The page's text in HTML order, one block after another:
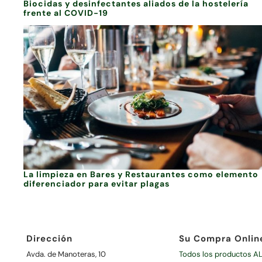
Biocidas y desinfectantes aliados de la hostelería
frente al COVID-19
La limpieza en Bares y Restaurantes como elemento
diferenciador para evitar plagas
Dirección
Avda. de Manoteras, 10
Su Compra
Todos los productos